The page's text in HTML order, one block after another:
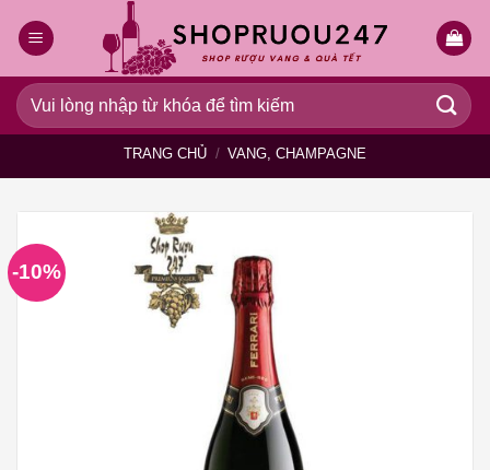
qua
dung
Tìm
kiếm:
TRANG CHỦ / VANG, CHAMPAGNE
-10%